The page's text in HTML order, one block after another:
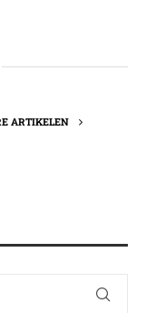
ARTIKELEN